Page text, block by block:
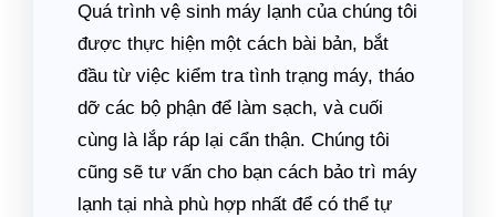
Quá trình vệ sinh máy lạnh của chúng tôi
được thực hiện một cách bài bản, bắt
đầu từ việc kiểm tra tình trạng máy, tháo
dỡ các bộ phận để làm sạch, và cuối
cùng là lắp ráp lại cẩn thận. Chúng tôi
cũng sẽ tư vấn cho bạn cách bảo trì máy
lạnh tại nhà phù hợp nhất để có thể tự